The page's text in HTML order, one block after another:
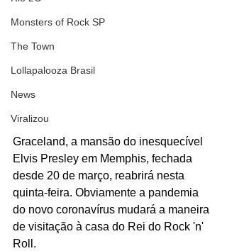
Monsters of Rock SP
The Town
Lollapalooza Brasil
News
Viralizou
Graceland, a mansão do inesquecível
Elvis Presley em Memphis, fechada
desde 20 de março, reabrirá nesta
quinta-feira. Obviamente a pandemia
do novo coronavírus mudará a maneira
de visitação à casa do Rei do Rock 'n'
Roll.